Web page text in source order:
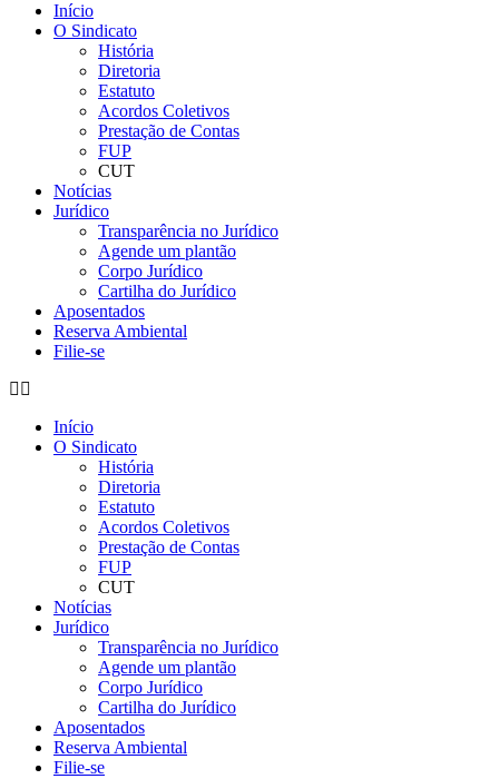
Início
O Sindicato
História
Diretoria
Estatuto
Acordos Coletivos
Prestação de Contas
FUP
CUT
Notícias
Jurídico
Transparência no Jurídico
Agende um plantão
Corpo Jurídico
Cartilha do Jurídico
Aposentados
Reserva Ambiental
Filie-se
Início
O Sindicato
História
Diretoria
Estatuto
Acordos Coletivos
Prestação de Contas
FUP
CUT
Notícias
Jurídico
Transparência no Jurídico
Agende um plantão
Corpo Jurídico
Cartilha do Jurídico
Aposentados
Reserva Ambiental
Filie-se